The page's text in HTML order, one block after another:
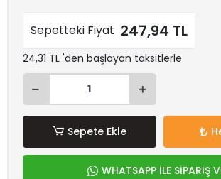
Sepetteki Fiyat 247,94 TL
24,31 TL 'den başlayan taksitlerle
Sepete Ekle
WHATSAPP İLE SİPARİŞ